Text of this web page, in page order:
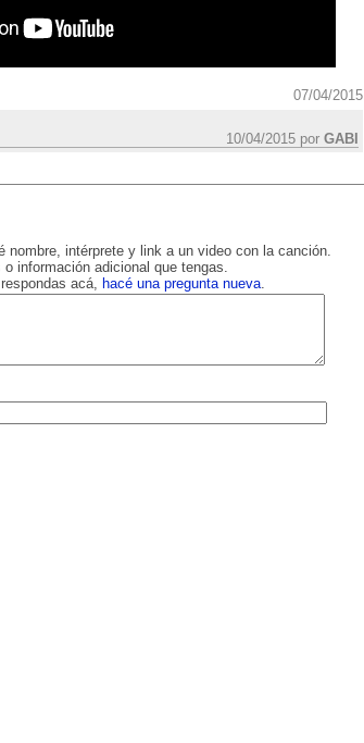
07/04/2015
10/04/2015 por GABI
intérprete y link a un video con la canción.
información adicional que tengas.
acá,
hacé una pregunta nueva.